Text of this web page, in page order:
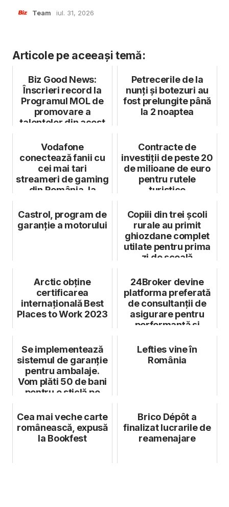
Team iul. 31, 2026
Articole pe aceeași temă:
Biz Good News:
Înscrieri record la
Programul MOL de
promovare a
talentelor din acest
Petrecerile de la
nunți și botezuri au
fost prelungite până
la 2 noaptea
Vodafone
conectează fanii cu
cei mai tari
streameri de gaming
din România, la
Week
Contracte de
investiții de peste 20
de milioane de euro
pentru rutele
turistice
Castrol, program de
garanție a motorului
Copiii din trei școli
rurale au primit
ghiozdane complet
utilate pentru prima
zi de școală
Arctic obține
certificarea
internațională Best
Places to Work 2023
24Broker devine
platforma preferată
de consultanții de
asigurare pentru
performanță și
Se implementează
sistemul de garanție
pentru ambalaje.
Vom plăti 50 de bani
pentru o sticlă pe
Lefties vine în
România
Cea mai veche carte
românească, expusă
la Bookfest
Brico Dépôt a
finalizat lucrarile de
reamenajare